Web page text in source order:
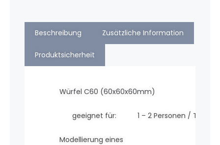
Beschreibung Zusätzliche Information
Produktsicherheit
Würfel C60 (60x60x60mm)
geeignet für: 1 – 2 Personen / Tiere
Modellierung eines